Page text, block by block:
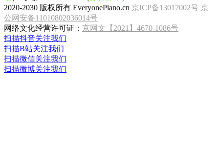
2020-2030 版权所有 EveryonePiano.cn 京ICP备13017002号 京
公网安备11010802036014号
网络文化经营许可证： 京网文【2021】4670-1086号
扫描抖音关注我们
扫描B站关注我们
扫描微信关注我们
扫描微博关注我们